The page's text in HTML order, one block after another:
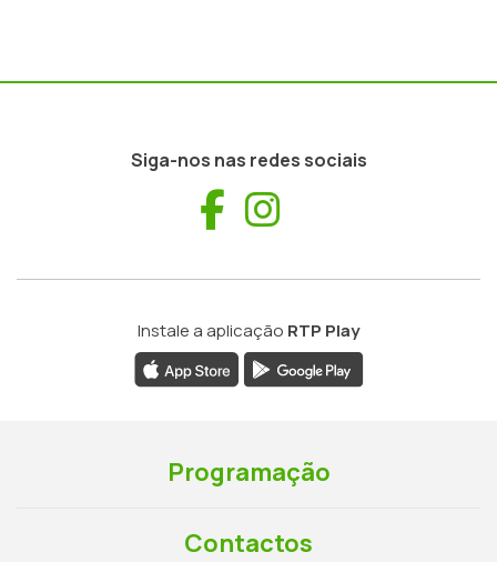
Siga-nos nas redes sociais
Facebook
Instale a aplicação RTP Play
Programação
Contactos